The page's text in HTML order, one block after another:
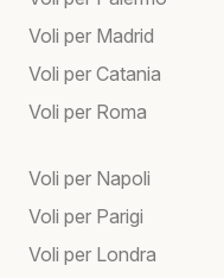
Voli per Madrid
Voli per Catania
Voli per Roma
Voli per Napoli
Voli per Parigi
Voli per Londra